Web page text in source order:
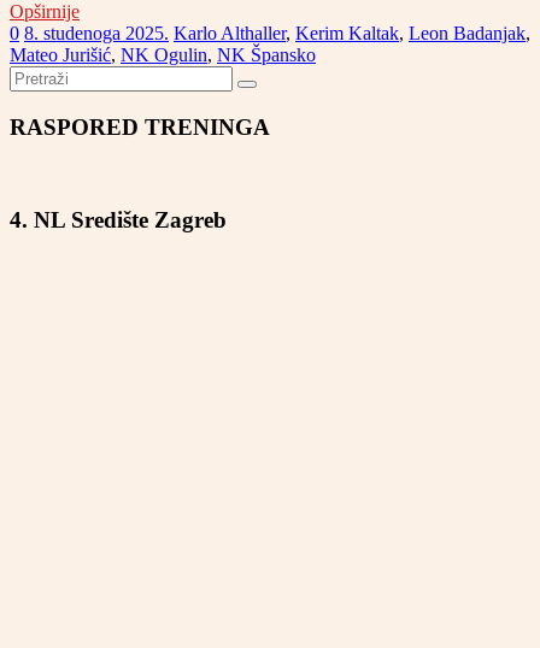
Opširnije
0 8. studenoga 2025. Karlo Althaller, Kerim Kaltak, Leon Badanjak,
Mateo Jurišić, NK Ogulin, NK Špansko
RASPORED TRENINGA
4. NL Središte Zagreb